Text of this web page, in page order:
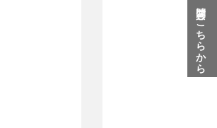
質問はこちらから